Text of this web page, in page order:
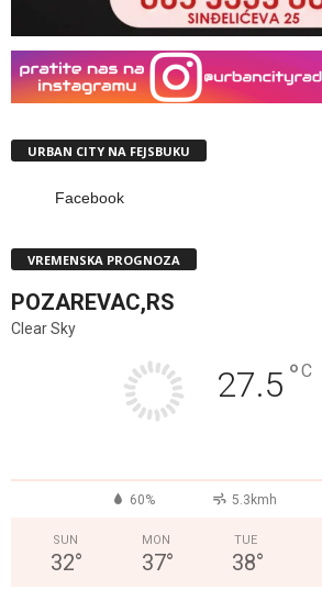
URBAN CITY NA FEJSBUKU
Facebook
VREMENSKA PROGNOZA
POZAREVAC,RS
Clear Sky
27.5 °C
60% 5.3kmh
SUN
32°
MON
37°
TUE
38°